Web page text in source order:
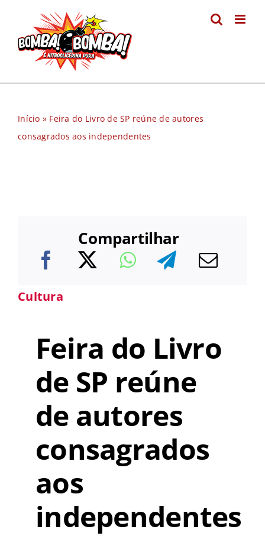
conteúdo
Início » Feira do Livro de SP reúne de autores
consagrados aos independentes
Compartilhar
Cultura
Feira do Livro
de SP reúne
de autores
consagrados
aos
independentes